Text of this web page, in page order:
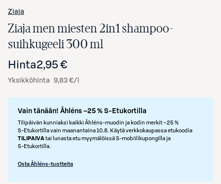
Ziaja
Ziaja men miesten 2in1 shampoo-
suihkugeeli 300 ml
Hinta2,95 €
Yksikköhinta 9,83 €/l
Vain tänään! Åhléns –25 % S-Etukortilla
Tilipäivän kunniaksi kaikki Åhléns-muodin ja kodin merkit –25 %
S‑Etukortilla vain maanantaina 10.8. Käytä verkkokaupassa etukoodia
TILIPAIVAtai lunasta etu myymälöissä S‑mobiilikupongilla ja
S‑Etukortilla.
Osta Åhléns-tuotteita